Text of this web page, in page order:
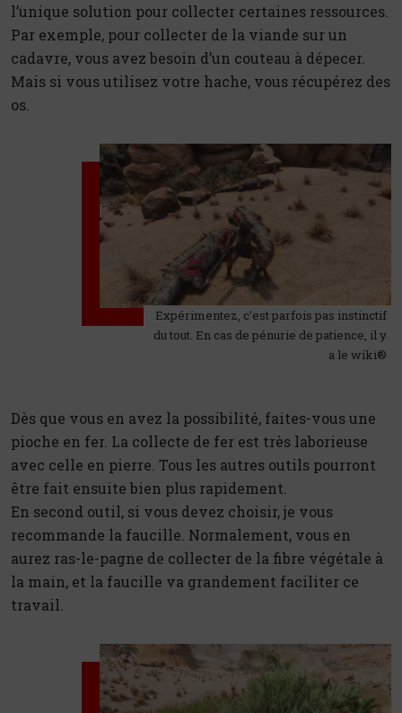
l’unique solution pour collecter certaines ressources.
Par exemple, pour collecter de la viande sur un
cadavre, vous avez besoin d’un couteau à dépecer.
Mais si vous utilisez votre hache, vous récupérez des
os.
Expérimentez, c’est parfois pas instinctif
du tout. En cas de pénurie de patience, il y
a le wiki®
Dès que vous en avez la possibilité, faites-vous une
pioche en fer. La collecte de fer est très laborieuse
avec celle en pierre. Tous les autres outils pourront
être fait ensuite bien plus rapidement.
En second outil, si vous devez choisir, je vous
recommande la faucille. Normalement, vous en
aurez ras-le-pagne de collecter de la fibre végétale à
la main, et la faucille va grandement faciliter ce
travail.